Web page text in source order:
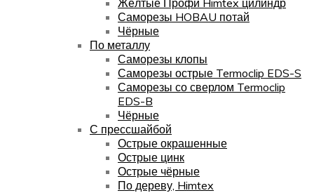
Саморезы HOBAU потай
Чёрные
По металлу
Саморезы клопы
Саморезы острые Termoclip EDS-S
Саморезы со сверлом Termoclip
EDS-B
Чёрные
С прессшайбой
Острые окрашенные
Острые цинк
Острые чёрные
По дереву, Himtex